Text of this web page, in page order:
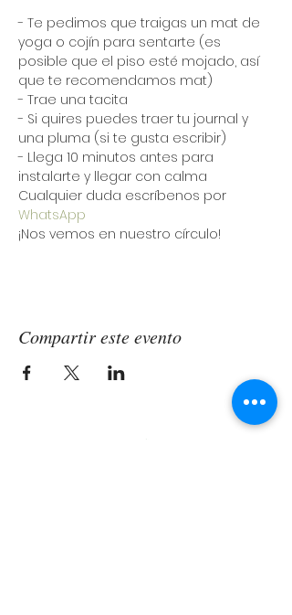
- Te pedimos que traigas un mat de
yoga o cojín para sentarte (es
posible que el piso esté mojado, así
que te recomendamos mat)
- Trae una tacita
- Si quires puedes traer tu journal y
una pluma (si te gusta escribir)
- Llega 10 minutos antes para
instalarte y llegar con calma
Cualquier duda escríbenos por
WhatsApp
¡Nos vemos en nuestro círculo!
Compartir este evento